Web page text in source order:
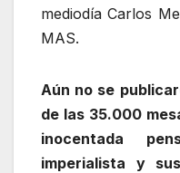
mediodía Carlos
MAS.
Aún no se
de las 35.000
inocentada
imperialista y